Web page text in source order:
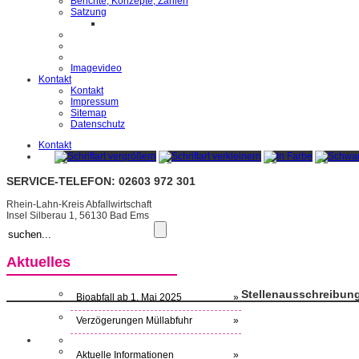
Satzung
Imagevideo
Kontakt
Kontakt
Impressum
Sitemap
Datenschutz
Kontakt
SERVICE-TELEFON: 02603 972 301
Rhein-Lahn-Kreis Abfallwirtschaft
Insel Silberau 1, 56130 Bad Ems
Aktuelles
Bioabfall ab 1. Mai 2025 »
Verzögerungen Müllabfuhr »
Aktuelle Informationen »